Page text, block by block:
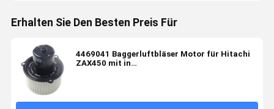
Erhalten Sie Den Besten Preis Für
4469041 Baggerluftbläser Motor für Hitachi
ZAX450 mit in